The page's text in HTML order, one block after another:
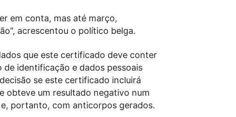
em conta, mas até março,
acrescentou o político belga.
que este certificado deve conter
identificação e dados pessoais
se este certificado incluirá
obteve um resultado negativo num
portanto, com anticorpos gerados.